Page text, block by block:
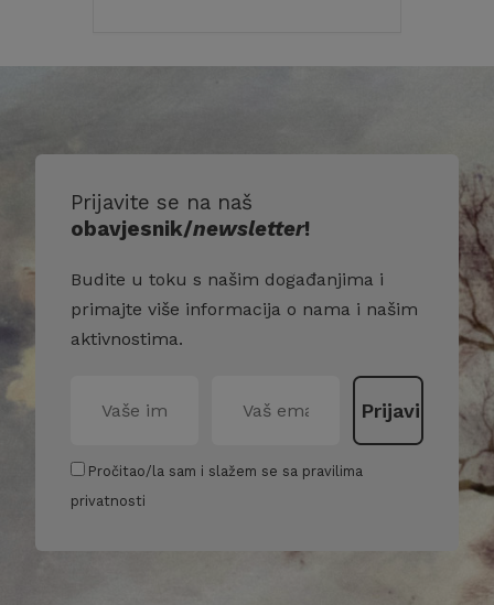
Prijavite se na naš
obavjesnik/newsletter!
Budite u toku s našim događanjima i
primajte više informacija o nama i našim
aktivnostima.
Pročitao/la sam i slažem se sa pravilima
privatnosti